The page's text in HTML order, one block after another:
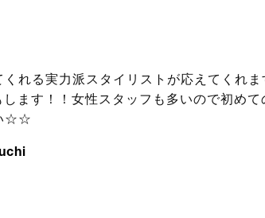
れる実力派スタイリストが応えてくれま
ます！！女性スタッフも多いので初め
☆☆